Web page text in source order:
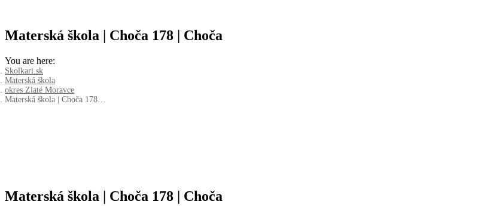
Materská škola | Choča 178 | Choča
You are here:
Skolkari.sk
Materská škola
okres Zlaté Moravce
Materská škola | Choča 178…
Materská škola | Choča 178 | Choča